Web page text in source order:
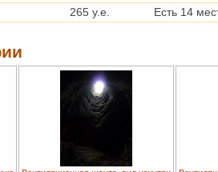
265 у.е. Есть 14